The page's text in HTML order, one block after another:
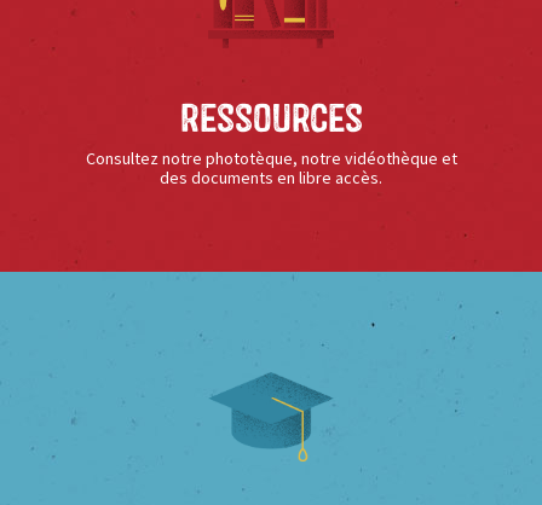
Ressources
Consultez notre phototèque, notre vidéothèque et
des documents en libre accès.